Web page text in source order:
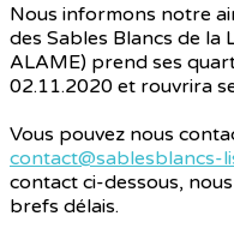
Nous informons notre
des Sables Blancs de la
ALAME) prend ses
02.11.2020 et rouvrira
Vous pouvez nous
contact@sablesblancs-
contact ci-dessous,
brefs délais.